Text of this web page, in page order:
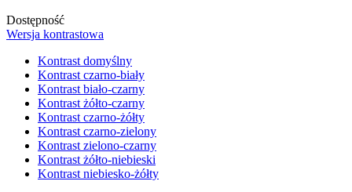
Dostępność
Wersja kontrastowa
Kontrast domyślny
Kontrast czarno-biały
Kontrast biało-czarny
Kontrast żółto-czarny
Kontrast czarno-żółty
Kontrast czarno-zielony
Kontrast zielono-czarny
Kontrast żółto-niebieski
Kontrast niebiesko-żółty